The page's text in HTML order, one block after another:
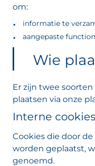
newsletters en
producten te
wij jou naar ons
FR NL
om:
informatie te
aangepaste
Wie
Er zijn twee
plaatsen via onze
Interne cookies
Cookies die door
worden geplaatst,
genoemd.